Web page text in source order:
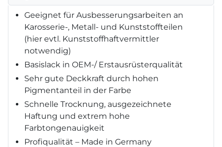
Geeignet für Ausbesserungsarbeiten an
Karosserie-, Metall- und Kunststoffteilen
(hier evtl. Kunststoffhaftvermittler
notwendig)
Basislack in OEM-/ Erstausrüsterqualität
Sehr gute Deckkraft durch hohen
Pigmentanteil in der Farbe
Schnelle Trocknung, ausgezeichnete
Haftung und extrem hohe
Farbtongenauigkeit
Profiqualität – Made in Germany